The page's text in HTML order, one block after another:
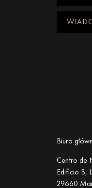
Biuro
Centro de
Edificio B,
29660